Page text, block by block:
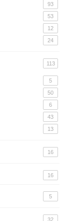
93
53
12
24
113
5
50
6
43
13
16
16
5
32